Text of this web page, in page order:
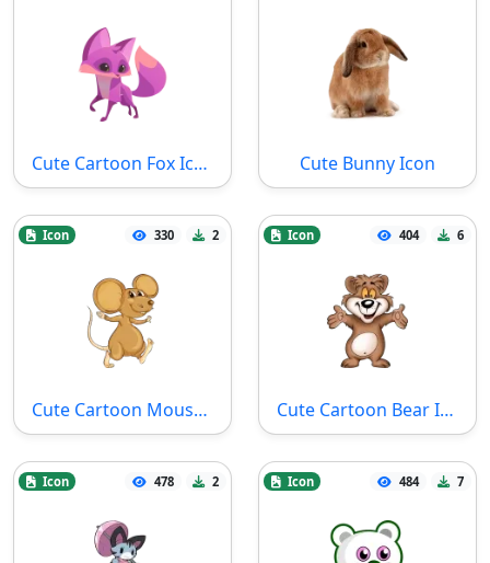
Cute Cartoon Fox Icon Cute Bunny Icon
Icon 330 2
Cute Cartoon Mouse Icon
Icon 404 6
Cute Cartoon Bear Icon
Icon 478 2 Icon 484 7